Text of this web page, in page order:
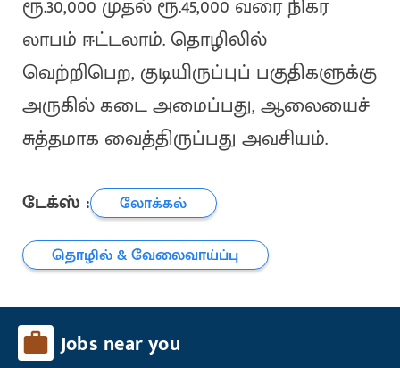
ரூ.30,000 முதல் ரூ.45,000 வரை நிகர
லாபம் ஈட்டலாம். தொழிலில்
வெற்றிபெற, குடியிருப்புப் பகுதிகளுக்கு
அருகில் கடை அமைப்பது, ஆலையைச்
சுத்தமாக வைத்திருப்பது அவசியம்.
டேக்ஸ் :
லோக்கல்
தொழில் & வேலைவாய்ப்பு
Jobs near you